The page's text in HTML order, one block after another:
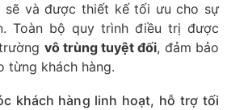
sẽ và được thiết kế tối ưu cho sự
Toàn bộ quy trình điều trị được
vô trùng tuyệt đối, đảm bảo
từng khách hàng.
khách hàng linh hoạt, hỗ trợ tối